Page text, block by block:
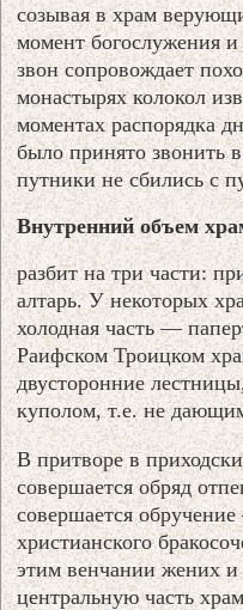
созывая в храм
момент богослужения
звон сопровождает
монастырях колокол
моментах распорядка
было принято звонить
путники не сбились с
Внутренний объем
разбит на три части:
алтарь. У некоторых
холодная часть —
Раифском Троицком
двусторонние
куполом, т.е. не
В притворе в
совершается обряд
совершается
христианского
этим венчании жених и
центральную часть